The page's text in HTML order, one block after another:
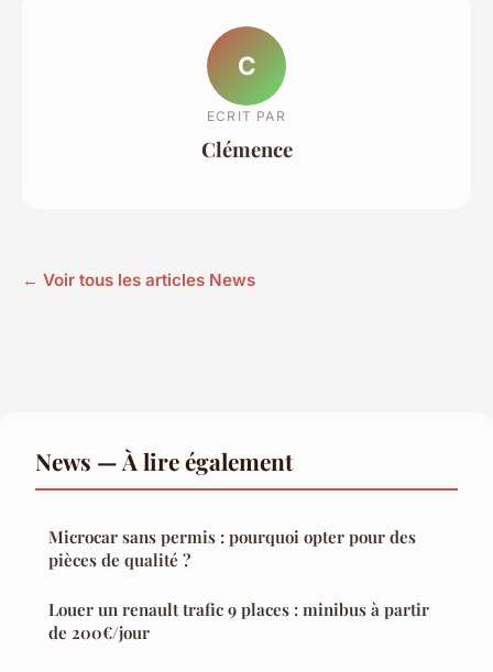
C
ECRIT PAR
Clémence
← Voir tous les articles News
News — À lire également
Microcar sans permis : pourquoi opter pour des
pièces de qualité ?
Louer un renault trafic 9 places : minibus à partir
de 200€/jour